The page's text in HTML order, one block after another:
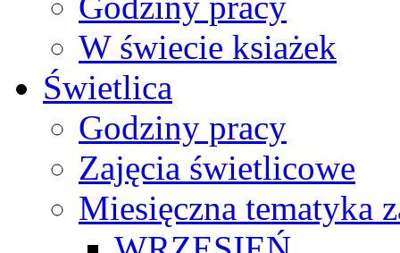
W świecie ksiażek
Świetlica
Godziny pracy
Zajęcia świetlicowe
Miesięczna tematyka